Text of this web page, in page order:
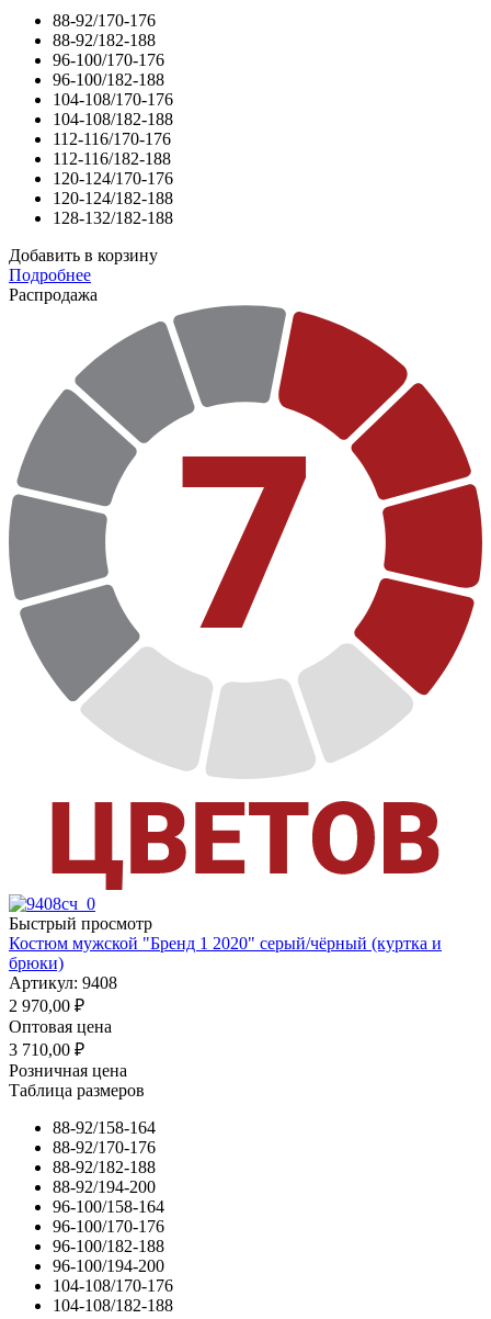
88-92/170-176
88-92/182-188
96-100/170-176
96-100/182-188
104-108/170-176
104-108/182-188
112-116/170-176
112-116/182-188
120-124/170-176
120-124/182-188
128-132/182-188
Добавить в корзину
Подробнее
Распродажа
Быстрый просмотр
Костюм мужской "Бренд 1 2020" серый/чёрный (куртка и
брюки)
Артикул: 9408
2 970,00 ₽
Оптовая цена
3 710,00 ₽
Розничная цена
Таблица размеров
88-92/158-164
88-92/170-176
88-92/182-188
88-92/194-200
96-100/158-164
96-100/170-176
96-100/182-188
96-100/194-200
104-108/170-176
104-108/182-188